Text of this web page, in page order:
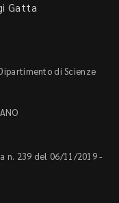
Gatta
di Scienze
n. 239 del 06/11/2019 -